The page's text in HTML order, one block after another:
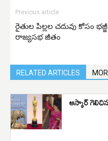
Previous article
రైతుల పిల్లల చదువు కోసం భజ్జీ
రాజ్యసభ జీతం
RELATED ARTICLES
ఆస్కార్